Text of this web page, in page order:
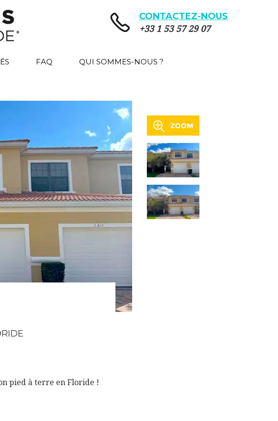
CONTACTEZ-NOUS
+33 1 53 57 29 07
FAQ QUI SOMMES-NOUS ?
pied à terre en Floride !